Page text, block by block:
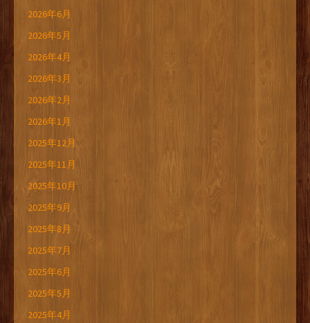
2026年6月
2026年5月
2026年4月
2026年3月
2026年2月
2026年1月
2025年12月
2025年11月
2025年10月
2025年9月
2025年8月
2025年7月
2025年6月
2025年5月
2025年4月